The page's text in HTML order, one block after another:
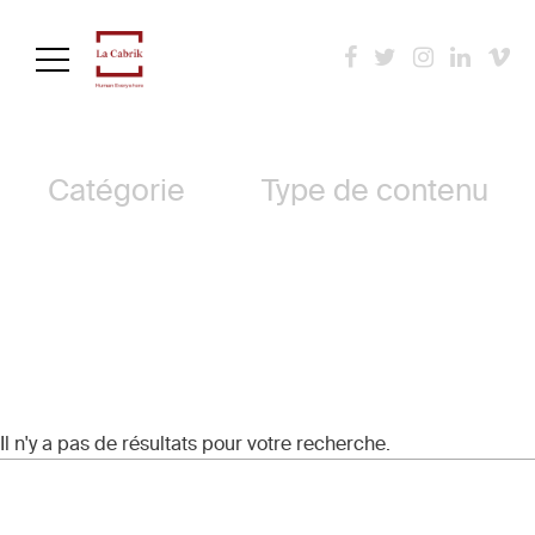
contenu
Catégorie Type de contenu
Il n'y a pas de résultats pour votre recherche.